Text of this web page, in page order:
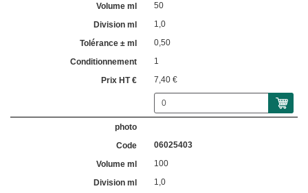
50
1,0
0,50
1
7,40 €
06025403
100
1,0